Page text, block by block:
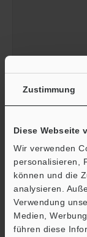
Zustimmung
Diese Webseite
Wir verwenden
personalisieren,
können und die
analysieren.
Verwendung
Medien,
führen diese
digkeit